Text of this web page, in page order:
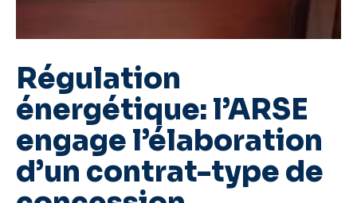
Régulation
énergétique: l’ARSE
engage l’élaboration
d’un contrat-type de